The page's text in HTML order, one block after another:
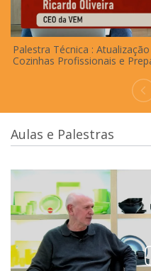
Palestra Técnica :
Cozinhas Profissionais e
Aulas e Palestras